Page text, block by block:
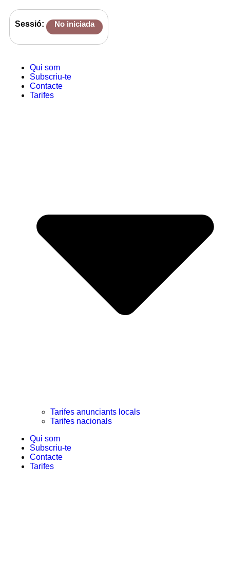
Sessió: No iniciada
Qui som
Subscriu-te
Contacte
Tarifes
Tarifes anunciants locals
Tarifes nacionals
Qui som
Subscriu-te
Contacte
Tarifes